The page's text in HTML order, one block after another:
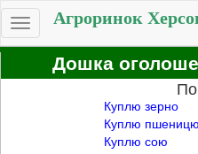
Toggle
navigation
Агроринок
Дошка
Куплю зерно
Куплю пшеницю
Куплю сою